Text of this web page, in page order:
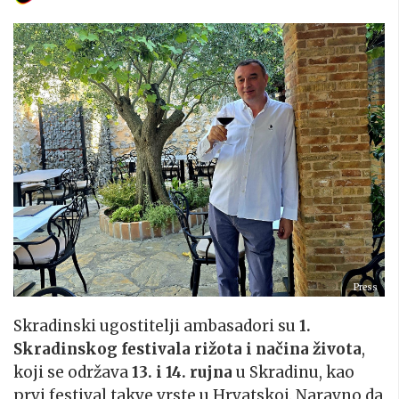
Press
Skradinski ugostitelji ambasadori su 1.
Skradinskog festivala rižota i načina života,
koji se održava13. i 14. rujna u Skradinu, kao